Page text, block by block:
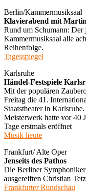
Berlin/Kammermusiksaal
Klavierabend mit
Rund um Schumann:
Kammermusiksaal alle
Reihenfolge.
Tagesspiegel
Karlsruhe
Händel-Festspiele
Mit der populären
Freitag die 41.
Staatstheater in
Meisterwerk hatte vor 40
Tage erstmals eröffnet
Musik heute
Frankfurt/ Alte Oper
Jenseits des Pathos
Die Berliner
ausgereiften Christian
Frankfurter Rundschau